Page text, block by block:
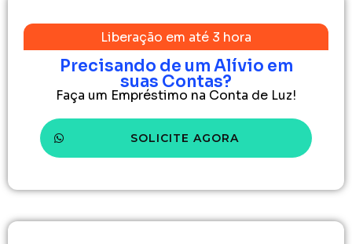
Liberação em até 3 hora
Precisando de um Alívio em
suas Contas?
Faça um Empréstimo na Conta de Luz!
SOLICITE AGORA